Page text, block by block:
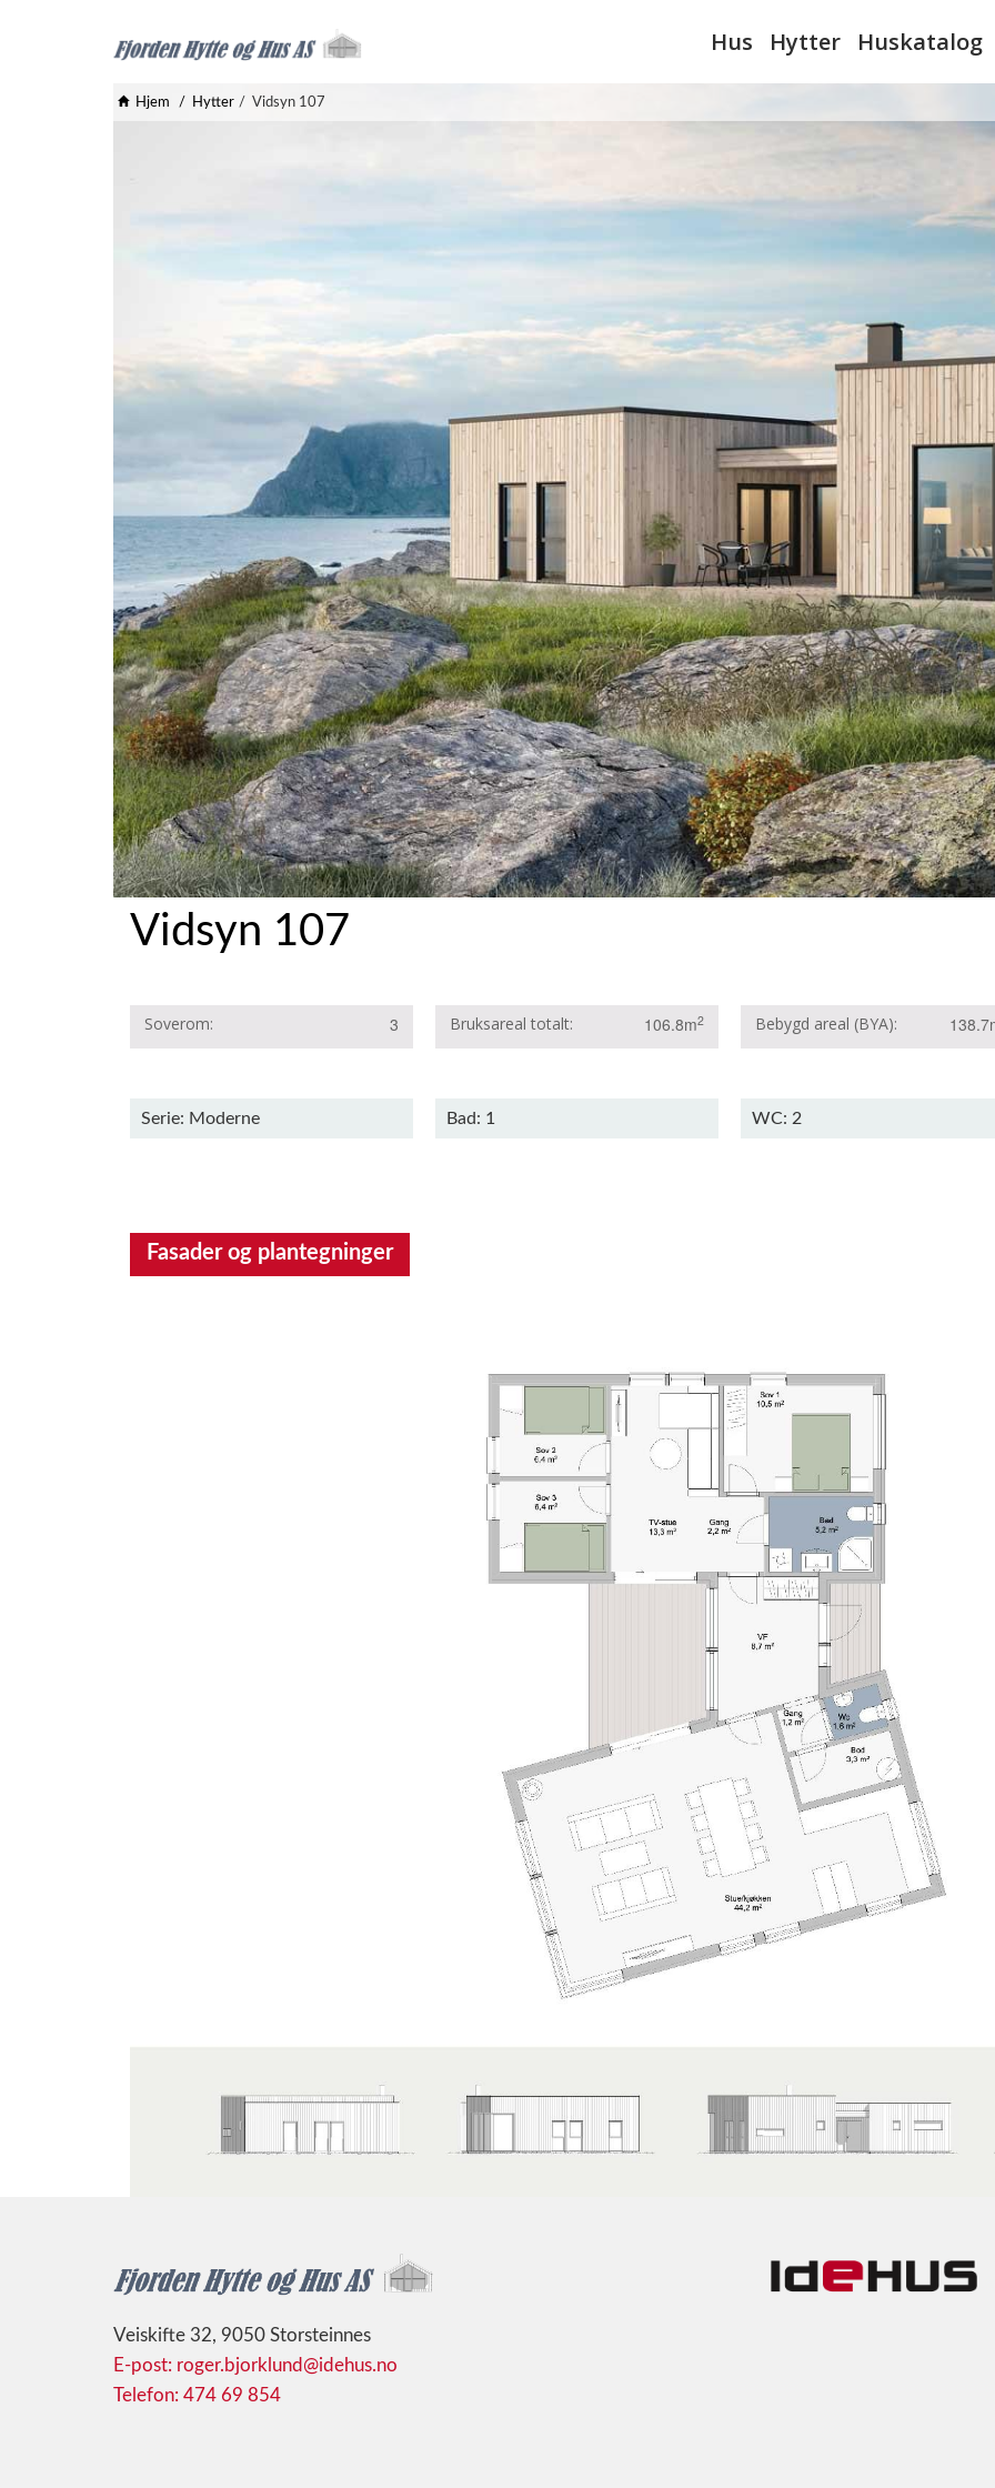
Hus Hytter Huskatalog
Hjem Hytter Vidsyn 107
Vidsyn 107
Soverom 3 Bruksareal totalt 106.8m2 Bebygd areal (BYA)
Serie: Moderne Bad: 1 WC: 2
Fasader og plantegninger
Veiskifte 32, 9050 Storsteinnes
E-post: roger.bjorklund@idehus.no
Telefon: 474 69 854